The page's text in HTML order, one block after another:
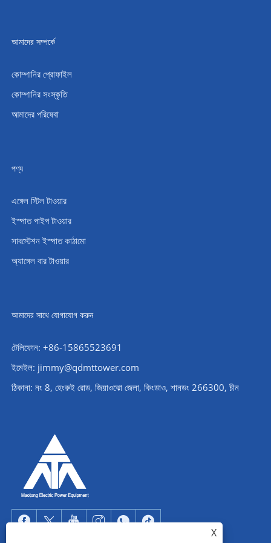
আমাদের সম্পর্কে
কোম্পানির প্রোফাইল
কোম্পানির সংস্কৃতি
আমাদের পরিষেবা
পণ্য
এঙ্গেল স্টিল টাওয়ার
ইস্পাত পাইপ টাওয়ার
সাবস্টেশন ইস্পাত কাঠামো
অ্যাঙ্গেল বার টাওয়ার
আমাদের সাথে যোগাযোগ করুন
টেলিফোন: +86-15865523691
ইমেইল: jimmy@qdmttower.com
ঠিকানা: নং 8, হেংরুই রোড, জিয়াওঝো জেলা, কিংডাও, শানডং 266300, চীন
X